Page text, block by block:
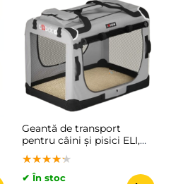
Geantă de transport
pentru câini și pisici ELI,
70x52x52cm, gri
★★★★★
★★★★★
★★★★★
✔ În stoc